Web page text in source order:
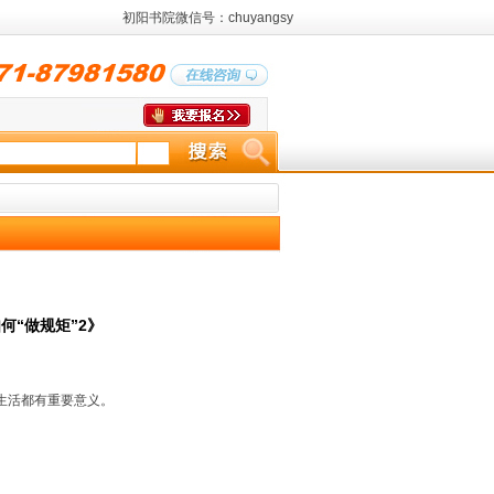
初阳书院微信号：chuyangsy
“做规矩”2》
都有重要意义。